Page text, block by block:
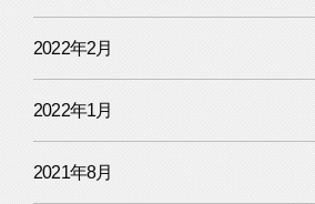
2022年2月
2022年1月
2021年8月